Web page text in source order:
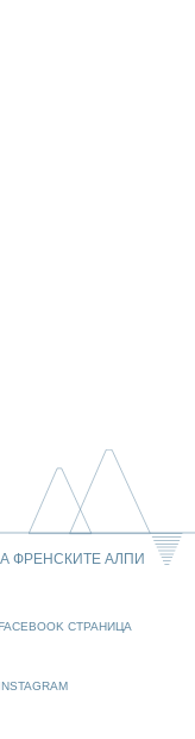
ФРЕНСКИТЕ АЛПИ
FACEBOOK СТРАНИЦА
INSTAGRAM